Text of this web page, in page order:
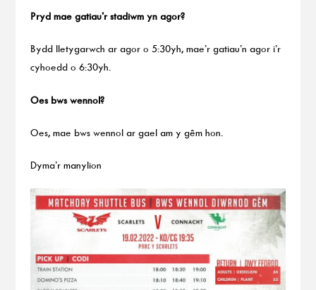
Pryd mae gatiau’r stadiwm yn agor?
Bydd lletygarwch ar agor o 5:30yh, mae’r gatiau’n agor i’r
cyhoedd o 6:30yh.
Oes bws wennol?
Oes, mae bws wennol ar gael am y gêm hon.
Dyma’r manylion